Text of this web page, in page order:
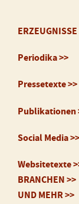
Periodika >>
Pressetexte >>
Publikationen
Social Media >>
Websitetexte
BRANCHEN >>
UND MEHR >>